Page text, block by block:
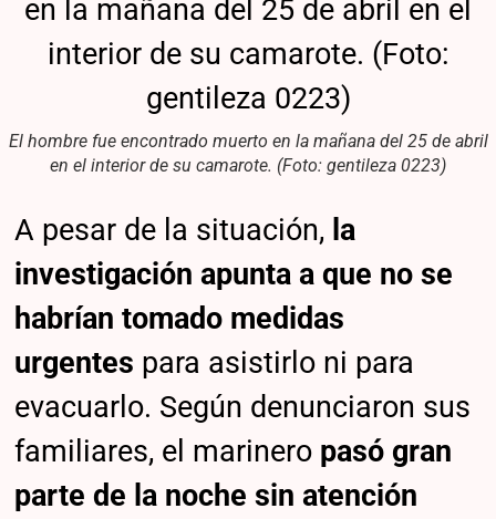
El hombre fue encontrado muerto en la mañana del 25 de abril
en el interior de su camarote. (Foto: gentileza 0223)
A pesar de la situación, la
investigación apunta a que no se
habrían tomado medidas
urgentes para asistirlo ni para
evacuarlo. Según denunciaron sus
familiares, el marinero pasó gran
parte de la noche sin atención